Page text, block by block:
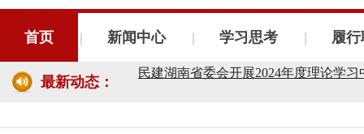
首页 新闻中心 学习思考 履
最新动态：
民建湖南省十届十次常委会议召开